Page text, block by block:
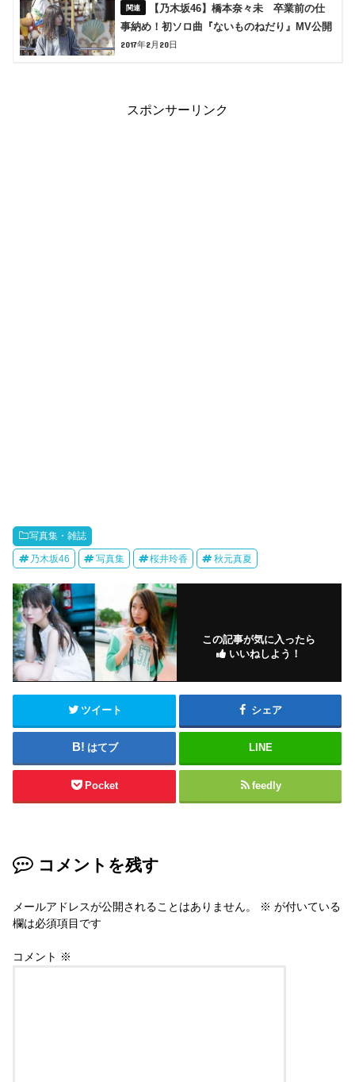
【乃木坂46】橋本奈々未 卒業前の仕
事納め！初ソロ曲『ないものねだり』MV公開
2017年2月20日
スポンサーリンク
写真集・雑誌
乃木坂46 写真集 桜井玲香 秋元真夏
この記事が気に入ったら
いいねしよう！
ツイート シェア
はてブ LINE
Pocket feedly
コメントを残す
メールアドレスが公開されることはありません。 ※ が付いている
欄は必須項目です
コメント ※